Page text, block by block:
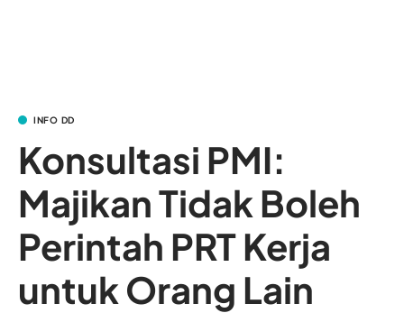
INFO DD
Konsultasi PMI:
Majikan Tidak Boleh
Perintah PRT Kerja
untuk Orang Lain